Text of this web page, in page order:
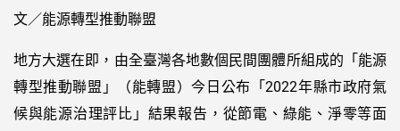
文／能源轉型推動聯盟
地方大選在即，由全臺灣各地數個民間團體所組成的「能源
轉型推動聯盟」（能轉盟）今日公布「2022年縣市政府氣
候與能源治理評比」結果報告，從節電、綠能、淨零等面